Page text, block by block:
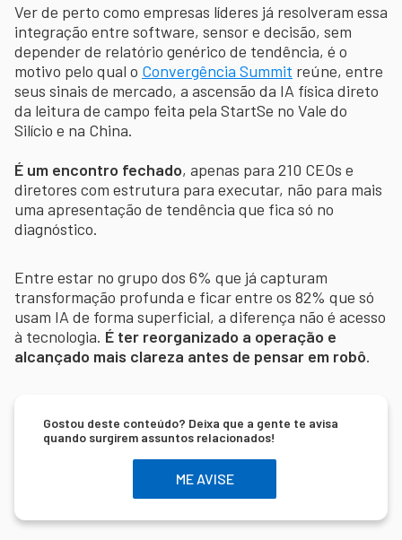
Ver de perto como empresas líderes já resolveram essa
integração entre software, sensor e decisão, sem
depender de relatório genérico de tendência, é o
motivo pelo qual o Convergência Summit reúne, entre
seus sinais de mercado, a ascensão da IA física direto
da leitura de campo feita pela StartSe no Vale do
Silício e na China.
É um encontro fechado, apenas para 210 CEOs e
diretores com estrutura para executar, não para mais
uma apresentação de tendência que fica só no
diagnóstico.
Entre estar no grupo dos 6% que já capturam
transformação profunda e ficar entre os 82% que só
usam IA de forma superficial, a diferença não é acesso
à tecnologia. É ter reorganizado a operação e
alcançado mais clareza antes de pensar em robô.
Gostou deste conteúdo? Deixa que a gente te avisa
quando surgirem assuntos relacionados!
ME AVISE